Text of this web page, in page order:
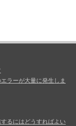
ラーが大量に発生しま
るにはどうすればよい